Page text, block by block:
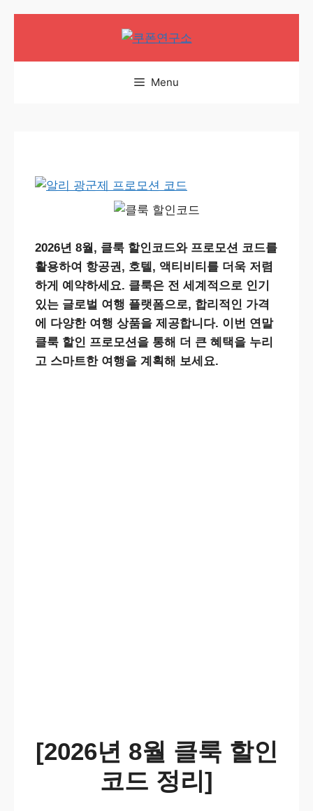
content
Menu
2026년 8월, 클룩 할인코드와 프로모션 코드를
활용하여 항공권, 호텔, 액티비티를 더욱 저렴
하게 예약하세요. 클룩은 전 세계적으로 인기
있는 글로벌 여행 플랫폼으로, 합리적인 가격
에 다양한 여행 상품을 제공합니다. 이번 연말
클룩 할인 프로모션을 통해 더 큰 혜택을 누리
고 스마트한 여행을 계획해 보세요.
[2026년 8월 클룩 할인
코드 정리]